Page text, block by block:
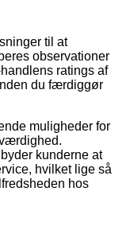
til at
observationer
ratings af
du færdiggør
muligheder for
kunderne at
hvilket lige så
hos